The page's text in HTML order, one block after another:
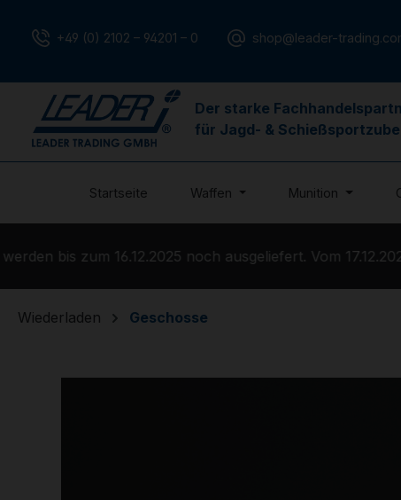
+49 (0) 2102 – 94201 – 0 shop@leader-
Der starke
für Jagd- &
Startseite Waffen Munition
bis zum 16.12.2025 noch ausgeliefert. Vom
Wiederladen Geschosse